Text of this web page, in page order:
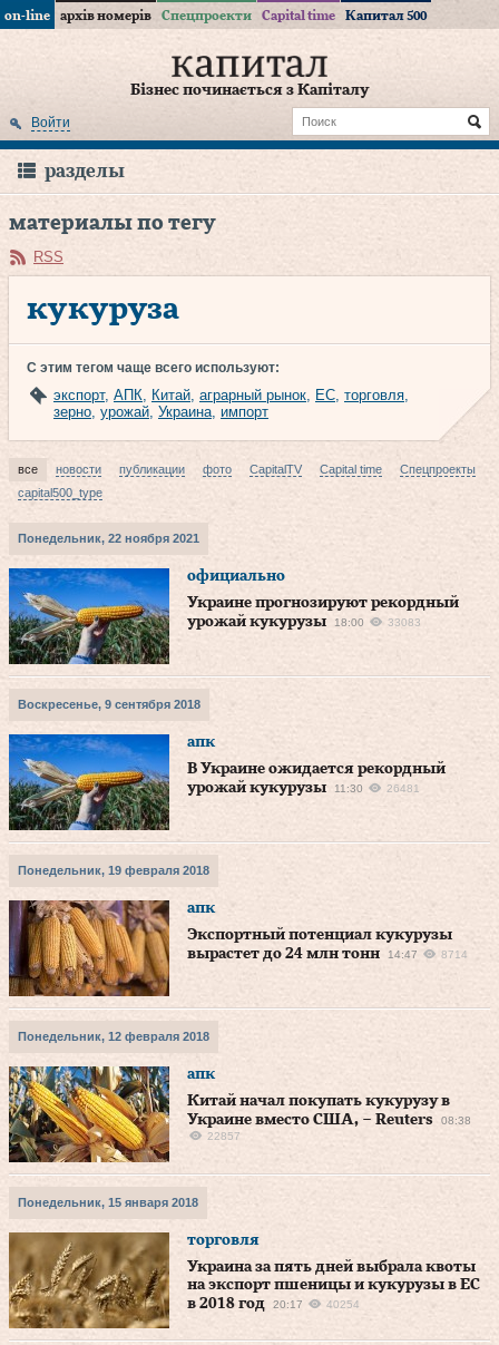
on-line архів номерів Спецпроекти Capital time Капитал 500
Бізнес починається з Капіталу
Войти
разделы
материалы по тегу
RSS
кукуруза
С этим тегом чаще всего используют:
экспорт, АПК, Китай, аграрный рынок, ЕС, торговля,
зерно, урожай, Украина, импорт
все новости публикации фото CapitalTV Capital time
Спецпроекты
capital500_type
Понедельник, 22 ноября 2021
официально
Украине прогнозируют рекордный
урожай кукурузы
18:00 33083
Воскресенье, 9 сентября 2018
апк
В Украине ожидается рекордный
урожай кукурузы
11:30 26481
Понедельник, 19 февраля 2018
апк
Экспортный потенциал кукурузы
вырастет до 24 млн тонн
14:47 8714
Понедельник, 12 февраля 2018
апк
Китай начал покупать кукурузу в
Украине вместо США, – Reuters
08:38
22857
Понедельник, 15 января 2018
торговля
Украина за пять дней выбрала квоты
на экспорт пшеницы и кукурузы в ЕС
в 2018 год
20:17 40254